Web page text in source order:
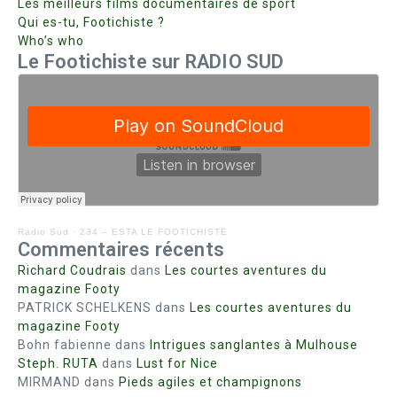
Les meilleurs films documentaires de sport
Qui es-tu, Footichiste ?
Who’s who
Le Footichiste sur RADIO SUD
Radio Sud · 234 – ESTA LE FOOTICHISTE
Commentaires récents
Richard Coudrais dans Les courtes aventures du
magazine Footy
PATRICK SCHELKENS dans Les courtes aventures du
magazine Footy
Bohn fabienne dans
Intrigues sanglantes à Mulhouse
Steph. RUTA dans Lust for Nice
MIRMAND dans Pieds agiles et champignons